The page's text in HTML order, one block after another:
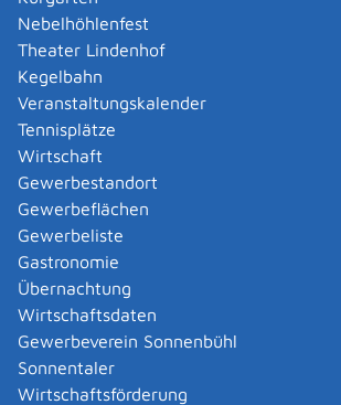
Nebelhöhlenfest
Theater Lindenhof
Kegelbahn
Veranstaltungskalender
Tennisplätze
Wirtschaft
Gewerbestandort
Gewerbeflächen
Gewerbeliste
Gastronomie
Übernachtung
Wirtschaftsdaten
Gewerbeverein Sonnenbühl
Sonnentaler
Wirtschaftsförderung
Das persönliche Erscheinen des
erforderlich, da dessen Identität
muss.
zum Zeitpunkt des Passantrages 10
älter ist. Es ist auch zulässig, dass
unterschreiben.
Für die Antragstellung ist die
Fingerabdrücken gesetzlich
Kindern, die noch nicht 6 Jahre alt
keine Fingerabdrücke erfasst.
Vollendung des 6. Lebensjahres bis
des 12. Lebensjahres ein
ausdrücklich ohne die Aufnahme von
Fingerabdrücken beantragt wird,
vorläufiger Reisepass ausgestellt